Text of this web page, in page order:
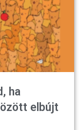
ha
elbújt